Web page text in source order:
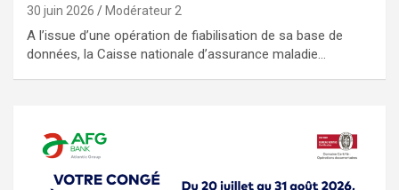
30 juin 2026 Modérateur 2
A l’issue d’une opération de fiabilisation de sa base de
données, la Caisse nationale d’assurance maladie…